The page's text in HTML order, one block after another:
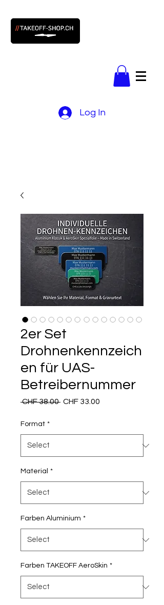
Log In
2er Set
Drohnenkennzeich
en für UAS-
Betreibernummer
CHF 38.00 Regular
CHF 33.00
Format *
Material *
Farben Aluminium *
Farben TAKEOFF AeroSkin *